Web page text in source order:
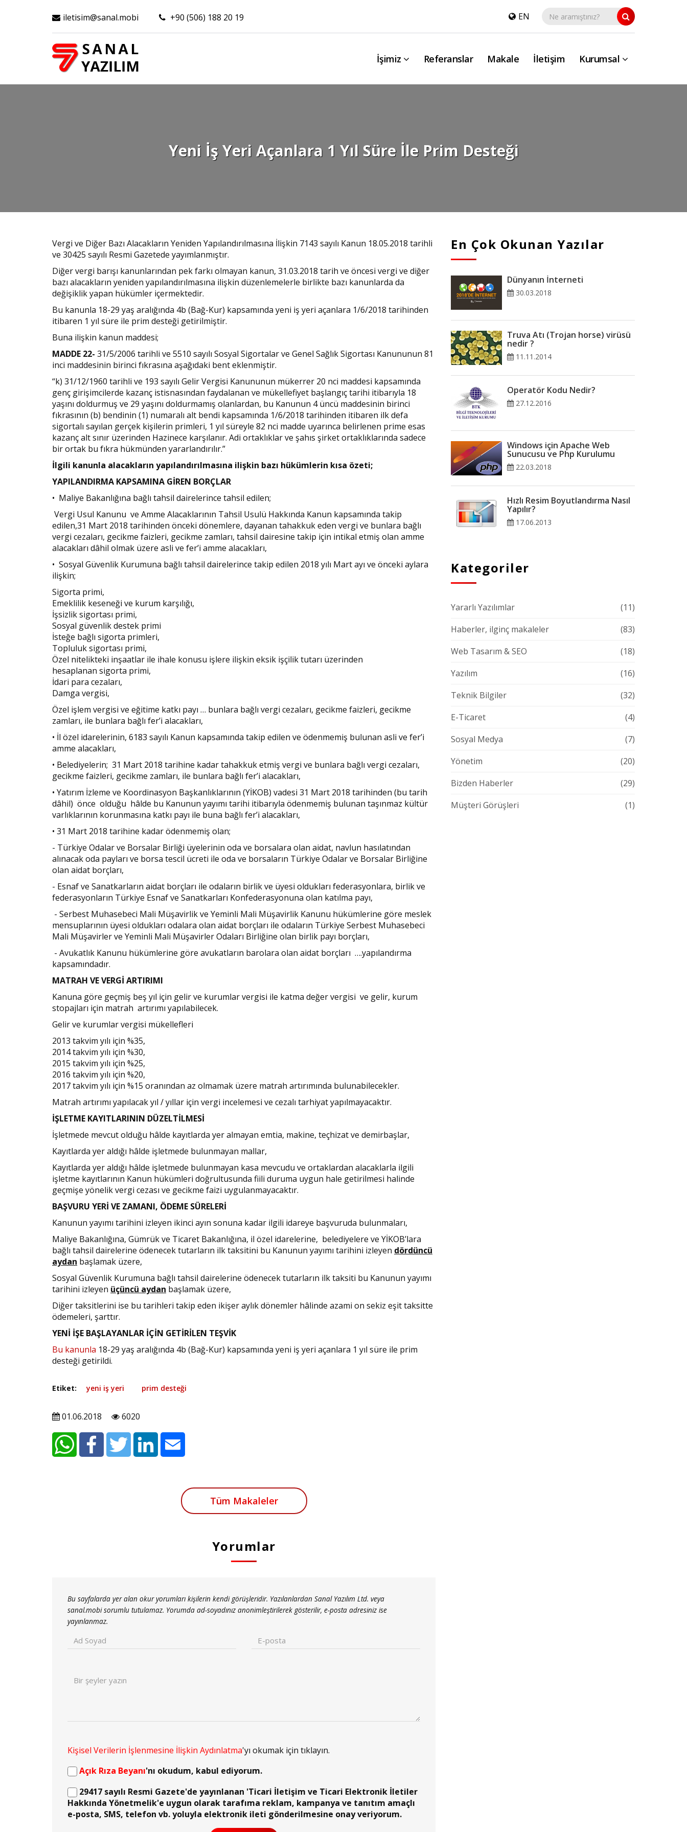
iletisim@sanal.mobi +90 (506) 188 20 19 EN
İşimiz Referanslar Makale İletişim Kurumsal
Yeni İş Yeri Açanlara 1 Yıl Süre İle Prim Desteği
En Çok Okunan Yazılar
Dünyanın İnterneti
30.03.2018
Truva Atı (Trojan horse) virüsü
nedir ?
11.11.2014
Operatör Kodu Nedir?
27.12.2016
Windows için Apache Web
Sunucusu ve Php Kurulumu
22.03.2018
Hızlı Resim Boyutlandırma Nasıl
Yapılır?
17.06.2013
Kategoriler
Yararlı Yazılımlar
(11)
Haberler, ilginç makaleler
(83)
Web Tasarım & SEO
(18)
Yazılım
(16)
Teknik Bilgiler
(32)
E-Ticaret
(4)
Sosyal Medya
(7)
Yönetim
(20)
Bizden Haberler
(29)
Müşteri Görüşleri
(1)
Vergi ve Diğer Bazı Alacakların Yeniden Yapılandırılmasına İlişkin 7143 sayılı Kanun 18.05.2018 tarihli
ve 30425 sayılı Resmi Gazetede yayımlanmıştır.
Diğer vergi barışı kanunlarından pek farkı olmayan kanun, 31.03.2018 tarih ve öncesi vergi ve diğer
bazı alacakların yeniden yapılandırılmasına ilişkin düzenlemelerle birlikte bazı kanunlarda da
değişiklik yapan hükümler içermektedir.
Bu kanunla 18-29 yaş aralığında 4b (Bağ-Kur) kapsamında yeni iş yeri açanlara 1/6/2018 tarihinden
itibaren 1 yıl süre ile prim desteği getirilmiştir.
Buna ilişkin kanun maddesi;
MADDE 22- 31/5/2006 tarihli ve 5510 sayılı Sosyal Sigortalar ve Genel Sağlık Sigortası Kanununun 81
inci maddesinin birinci fıkrasına aşağıdaki bent eklenmiştir.
“k) 31/12/1960 tarihli ve 193 sayılı Gelir Vergisi Kanununun mükerrer 20 nci maddesi kapsamında
genç girişimcilerde kazanç istisnasından faydalanan ve mükellefiyet başlangıç tarihi itibarıyla 18
yaşını doldurmuş ve 29 yaşını doldurmamış olanlardan, bu Kanunun 4 üncü maddesinin birinci
fıkrasının (b) bendinin (1) numaralı alt bendi kapsamında 1/6/2018 tarihinden itibaren ilk defa
sigortalı sayılan gerçek kişilerin primleri, 1 yıl süreyle 82 nci madde uyarınca belirlenen prime esas
kazanç alt sınır üzerinden Hazinece karşılanır. Adi ortaklıklar ve şahıs şirket ortaklıklarında sadece
bir ortak bu fıkra hükmünden yararlandırılır.”
İlgili kanunla alacakların yapılandırılmasına ilişkin bazı hükümlerin kısa özeti;
YAPILANDIRMA KAPSAMINA GİREN BORÇLAR
• Maliye Bakanlığına bağlı tahsil dairelerince tahsil edilen;
Vergi Usul Kanunu ve Amme Alacaklarının Tahsil Usulü Hakkında Kanun kapsamında takip
edilen,31 Mart 2018 tarihinden önceki dönemlere, dayanan tahakkuk eden vergi ve bunlara bağlı
vergi cezaları, gecikme faizleri, gecikme zamları, tahsil dairesine takip için intikal etmiş olan amme
alacakları dâhil olmak üzere asli ve fer’i amme alacakları,
• Sosyal Güvenlik Kurumuna bağlı tahsil dairelerince takip edilen 2018 yılı Mart ayı ve önceki aylara
ilişkin;
Sigorta primi,
Emeklilik keseneği ve kurum karşılığı,
İşsizlik sigortası primi,
Sosyal güvenlik destek primi
İsteğe bağlı sigorta primleri,
Topluluk sigortası primi,
Özel nitelikteki inşaatlar ile ihale konusu işlere ilişkin eksik işçilik tutarı üzerinden
hesaplanan sigorta primi,
İdari para cezaları,
Damga vergisi,
Özel işlem vergisi ve eğitime katkı payı … bunlara bağlı vergi cezaları, gecikme faizleri, gecikme
zamları, ile bunlara bağlı fer’i alacakları,
• İl özel idarelerinin, 6183 sayılı Kanun kapsamında takip edilen ve ödenmemiş bulunan asli ve fer’i
amme alacakları,
• Belediyelerin; 31 Mart 2018 tarihine kadar tahakkuk etmiş vergi ve bunlara bağlı vergi cezaları,
gecikme faizleri, gecikme zamları, ile bunlara bağlı fer’i alacakları,
• Yatırım İzleme ve Koordinasyon Başkanlıklarının (YİKOB) vadesi 31 Mart 2018 tarihinden (bu tarih
dâhil) önce olduğu hâlde bu Kanunun yayımı tarihi itibarıyla ödenmemiş bulunan taşınmaz kültür
varlıklarının korunmasına katkı payı ile buna bağlı fer’i alacakları,
• 31 Mart 2018 tarihine kadar ödenmemiş olan;
- Türkiye Odalar ve Borsalar Birliği üyelerinin oda ve borsalara olan aidat, navlun hasılatından
alınacak oda payları ve borsa tescil ücreti ile oda ve borsaların Türkiye Odalar ve Borsalar Birliğine
olan aidat borçları,
- Esnaf ve Sanatkarların aidat borçları ile odaların birlik ve üyesi oldukları federasyonlara, birlik ve
federasyonların Türkiye Esnaf ve Sanatkarları Konfederasyonuna olan katılma payı,
- Serbest Muhasebeci Mali Müşavirlik ve Yeminli Mali Müşavirlik Kanunu hükümlerine göre meslek
mensuplarının üyesi oldukları odalara olan aidat borçları ile odaların Türkiye Serbest Muhasebeci
Mali Müşavirler ve Yeminli Mali Müşavirler Odaları Birliğine olan birlik payı borçları,
- Avukatlık Kanunu hükümlerine göre avukatların barolara olan aidat borçları ….yapılandırma
kapsamındadır.
MATRAH VE VERGİ ARTIRIMI
Kanuna göre geçmiş beş yıl için gelir ve kurumlar vergisi ile katma değer vergisi ve gelir, kurum
stopajları için matrah artırımı yapılabilecek.
Gelir ve kurumlar vergisi mükellefleri
2013 takvim yılı için %35,
2014 takvim yılı için %30,
2015 takvim yılı için %25,
2016 takvim yılı için %20,
2017 takvim yılı için %15 oranından az olmamak üzere matrah artırımında bulunabilecekler.
Matrah artırımı yapılacak yıl / yıllar için vergi incelemesi ve cezalı tarhiyat yapılmayacaktır.
İŞLETME KAYITLARININ DÜZELTİLMESİ
İşletmede mevcut olduğu hâlde kayıtlarda yer almayan emtia, makine, teçhizat ve demirbaşlar,
Kayıtlarda yer aldığı hâlde işletmede bulunmayan mallar,
Kayıtlarda yer aldığı hâlde işletmede bulunmayan kasa mevcudu ve ortaklardan alacaklarla ilgili
işletme kayıtlarının Kanun hükümleri doğrultusunda fiili duruma uygun hale getirilmesi halinde
geçmişe yönelik vergi cezası ve gecikme faizi uygulanmayacaktır.
BAŞVURU YERİ VE ZAMANI, ÖDEME SÜRELERİ
Kanunun yayımı tarihini izleyen ikinci ayın sonuna kadar ilgili idareye başvuruda bulunmaları,
Maliye Bakanlığına, Gümrük ve Ticaret Bakanlığına, il özel idarelerine, belediyelere ve YİKOB’lara
bağlı tahsil dairelerine ödenecek tutarların ilk taksitini bu Kanunun yayımı tarihini izleyen dördüncü
aydan başlamak üzere,
Sosyal Güvenlik Kurumuna bağlı tahsil dairelerine ödenecek tutarların ilk taksiti bu Kanunun yayımı
tarihini izleyen üçüncü aydan başlamak üzere,
Diğer taksitlerini ise bu tarihleri takip eden ikişer aylık dönemler hâlinde azami on sekiz eşit taksitte
ödemeleri, şarttır.
YENİ İŞE BAŞLAYANLAR İÇİN GETİRİLEN TEŞVİK
Bu kanunla 18-29 yaş aralığında 4b (Bağ-Kur) kapsamında yeni iş yeri açanlara 1 yıl süre ile prim
desteği getirildi.
Etiket: yeni iş yeri prim desteği
01.06.2018 6020
Tüm Makaleler
Yorumlar
Bu sayfalarda yer alan okur yorumları kişilerin kendi görüşleridir. Yazılanlardan Sanal Yazılım Ltd. veya
sanal.mobi sorumlu tutulamaz. Yorumda ad-soyadınız anonimleştirilerek gösterilir, e-posta adresiniz ise
yayınlanmaz.
Kişisel Verilerin İşlenmesine İlişkin Aydınlatma'yı okumak için tıklayın.
Açık Rıza Beyanı'nı okudum, kabul ediyorum.
29417 sayılı Resmi Gazete'de yayınlanan 'Ticari İletişim ve Ticari Elektronik İletiler
Hakkında Yönetmelik'e uygun olarak tarafıma reklam, kampanya ve tanıtım amaçlı
e-posta, SMS, telefon vb. yoluyla elektronik ileti gönderilmesine onay veriyorum.